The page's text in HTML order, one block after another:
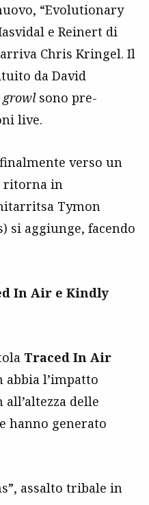
“Evolutionary
e Reinert di
Chris Kringel. Il
da David
growlsono pre-
live.
verso un
ritorna in
Tymon
si aggiunge, facendo
In Air e Kindly
Traced In Air
abbia l’impatto
delle
hanno generato
assalto tribale in